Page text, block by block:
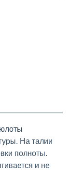
На талии
полноты.
и не